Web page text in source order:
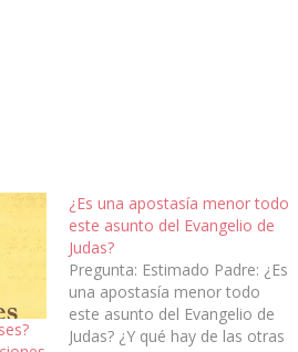
¿Es una apostasía menor todo
este asunto del Evangelio de
Judas?
Pregunta: Estimado Padre: ¿Es
una apostasía menor todo
este asunto del Evangelio de
Judas? ¿Y qué hay de las otras